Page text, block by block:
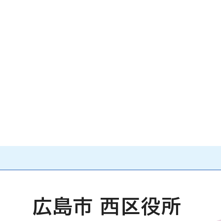
広島市 西区役所